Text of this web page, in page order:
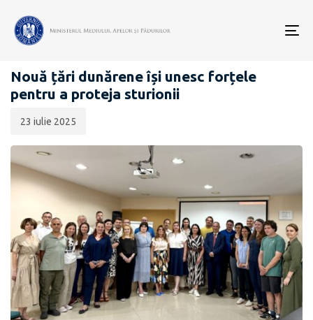
MONSTUR IN THE DANUBE
Nouă țări dunărene își unesc forțele
pentru a proteja sturionii
publicării:
23 iulie 2025